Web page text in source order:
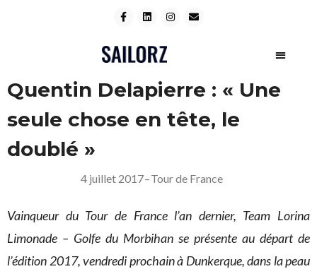
Quentin Delapierre : « Une
seule chose en tête, le
doublé »
4 juillet 2017–Tour de France
Vainqueur du Tour de France l’an dernier, Team Lorina
Limonade – Golfe du Morbihan se présente au départ de
l’édition 2017, vendredi prochain à Dunkerque, dans la peau